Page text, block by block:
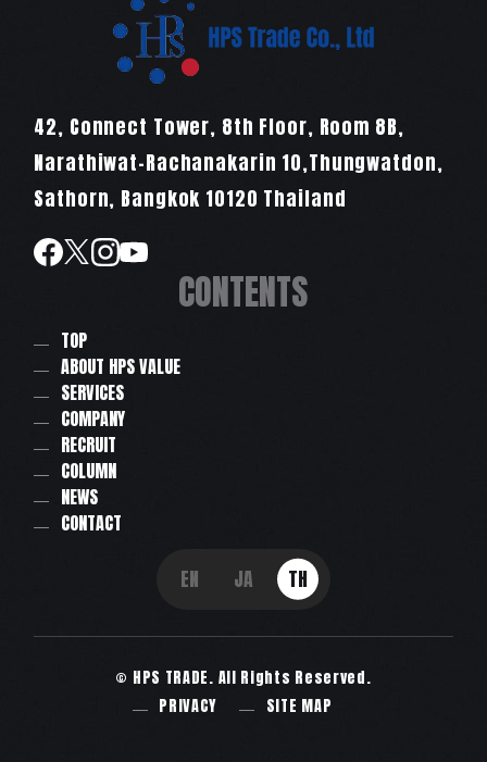
42, Connect Tower, 8th Floor, Room 8B,
Narathiwat-Rachanakarin 10,Thungwatdon,
Sathorn, Bangkok 10120 Thailand
CONTENTS
TOP
ABOUT HPS VALUE
SERVICES
COMPANY
RECRUIT
COLUMN
NEWS
CONTACT
EN JA TH
© HPS TRADE. All Rights Reserved.
PRIVACY
SITE MAP